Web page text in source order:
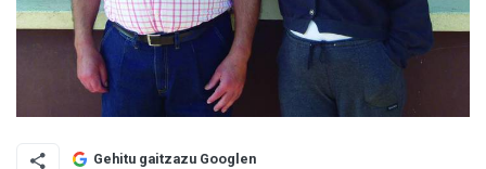
Gehitu gaitzazu Googlen